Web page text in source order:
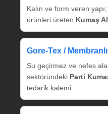
Kalın ve form veren
ürünleri üreten Kumaş
Gore‑Tex /
Su geçirmez ve nefes
sektöründeki Parti
tedarik kalemi.